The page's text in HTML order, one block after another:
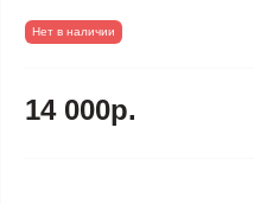
Нет в наличии
14 000р.